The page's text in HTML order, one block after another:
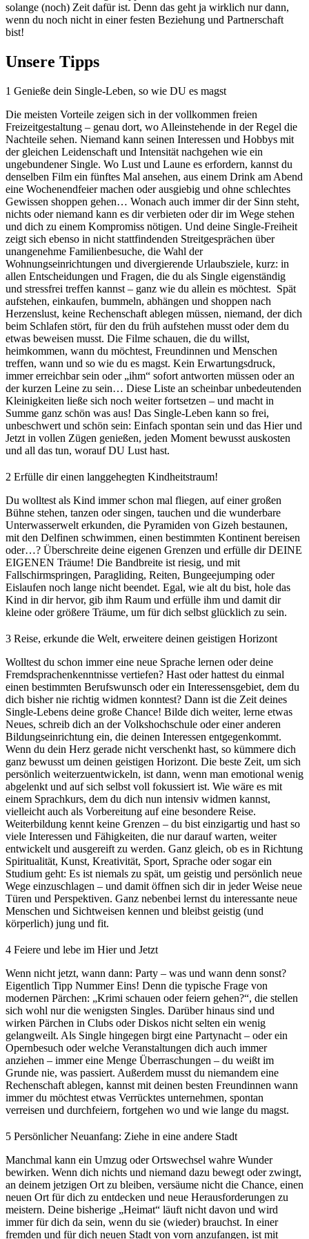
solange (noch) Zeit dafür ist. Denn das geht ja wirklich nur dann,
wenn du noch nicht in einer festen Beziehung und Partnerschaft
bist!
Unsere Tipps
1 Genieße dein Single-Leben, so wie DU es magst
Die meisten Vorteile zeigen sich in der vollkommen freien
Freizeitgestaltung – genau dort, wo Alleinstehende in der Regel die
Nachteile sehen. Niemand kann seinen Interessen und Hobbys mit
der gleichen Leidenschaft und Intensität nachgehen wie ein
ungebundener Single. Wo Lust und Laune es erfordern, kannst du
denselben Film ein fünftes Mal ansehen, aus einem Drink am Abend
eine Wochenendfeier machen oder ausgiebig und ohne schlechtes
Gewissen shoppen gehen… Wonach auch immer dir der Sinn steht,
nichts oder niemand kann es dir verbieten oder dir im Wege stehen
und dich zu einem Kompromiss nötigen. Und deine Single-Freiheit
zeigt sich ebenso in nicht stattfindenden Streitgesprächen über
unangenehme Familienbesuche, die Wahl der
Wohnungseinrichtungen und divergierende Urlaubsziele, kurz: in
allen Entscheidungen und Fragen, die du als Single eigenständig
und stressfrei treffen kannst – ganz wie du allein es möchtest. Spät
aufstehen, einkaufen, bummeln, abhängen und shoppen nach
Herzenslust, keine Rechenschaft ablegen müssen, niemand, der dich
beim Schlafen stört, für den du früh aufstehen musst oder dem du
etwas beweisen musst. Die Filme schauen, die du willst,
heimkommen, wann du möchtest, Freundinnen und Menschen
treffen, wann und so wie du es magst. Kein Erwartungsdruck,
immer erreichbar sein oder „ihm“ sofort antworten müssen oder an
der kurzen Leine zu sein… Diese Liste an scheinbar unbedeutenden
Kleinigkeiten ließe sich noch weiter fortsetzen – und macht in
Summe ganz schön was aus! Das Single-Leben kann so frei,
unbeschwert und schön sein: Einfach spontan sein und das Hier und
Jetzt in vollen Zügen genießen, jeden Moment bewusst auskosten
und all das tun, worauf DU Lust hast.
2 Erfülle dir einen langgehegten Kindheitstraum!
Du wolltest als Kind immer schon mal fliegen, auf einer großen
Bühne stehen, tanzen oder singen, tauchen und die wunderbare
Unterwasserwelt erkunden, die Pyramiden von Gizeh bestaunen,
mit den Delfinen schwimmen, einen bestimmten Kontinent bereisen
oder…? Überschreite deine eigenen Grenzen und erfülle dir DEINE
EIGENEN Träume! Die Bandbreite ist riesig, und mit
Fallschirmspringen, Paragliding, Reiten, Bungeejumping oder
Eislaufen noch lange nicht beendet. Egal, wie alt du bist, hole das
Kind in dir hervor, gib ihm Raum und erfülle ihm und damit dir
kleine oder größere Träume, um für dich selbst glücklich zu sein.
3 Reise, erkunde die Welt, erweitere deinen geistigen Horizont
Wolltest du schon immer eine neue Sprache lernen oder deine
Fremdsprachenkenntnisse vertiefen? Hast oder hattest du einmal
einen bestimmten Berufswunsch oder ein Interessensgebiet, dem du
dich bisher nie richtig widmen konntest? Dann ist die Zeit deines
Single-Lebens deine große Chance! Bilde dich weiter, lerne etwas
Neues, schreib dich an der Volkshochschule oder einer anderen
Bildungseinrichtung ein, die deinen Interessen entgegenkommt.
Wenn du dein Herz gerade nicht verschenkt hast, so kümmere dich
ganz bewusst um deinen geistigen Horizont. Die beste Zeit, um sich
persönlich weiterzuentwickeln, ist dann, wenn man emotional wenig
abgelenkt und auf sich selbst voll fokussiert ist. Wie wäre es mit
einem Sprachkurs, dem du dich nun intensiv widmen kannst,
vielleicht auch als Vorbereitung auf eine besondere Reise.
Weiterbildung kennt keine Grenzen – du bist einzigartig und hast so
viele Interessen und Fähigkeiten, die nur darauf warten, weiter
entwickelt und ausgereift zu werden. Ganz gleich, ob es in Richtung
Spiritualität, Kunst, Kreativität, Sport, Sprache oder sogar ein
Studium geht: Es ist niemals zu spät, um geistig und persönlich neue
Wege einzuschlagen – und damit öffnen sich dir in jeder Weise neue
Türen und Perspektiven. Ganz nebenbei lernst du interessante neue
Menschen und Sichtweisen kennen und bleibst geistig (und
körperlich) jung und fit.
4 Feiere und lebe im Hier und Jetzt
Wenn nicht jetzt, wann dann: Party – was und wann denn sonst?
Eigentlich Tipp Nummer Eins! Denn die typische Frage von
modernen Pärchen: „Krimi schauen oder feiern gehen?“, die stellen
sich wohl nur die wenigsten Singles. Darüber hinaus sind und
wirken Pärchen in Clubs oder Diskos nicht selten ein wenig
gelangweilt. Als Single hingegen birgt eine Partynacht – oder ein
Opernbesuch oder welche Veranstaltungen dich auch immer
anziehen – immer eine Menge Überraschungen – du weißt im
Grunde nie, was passiert. Außerdem musst du niemandem eine
Rechenschaft ablegen, kannst mit deinen besten Freundinnen wann
immer du möchtest etwas Verrücktes unternehmen, spontan
verreisen und durchfeiern, fortgehen wo und wie lange du magst.
5 Persönlicher Neuanfang: Ziehe in eine andere Stadt
Manchmal kann ein Umzug oder Ortswechsel wahre Wunder
bewirken. Wenn dich nichts und niemand dazu bewegt oder zwingt,
an deinem jetzigen Ort zu bleiben, versäume nicht die Chance, einen
neuen Ort für dich zu entdecken und neue Herausforderungen zu
meistern. Deine bisherige „Heimat“ läuft nicht davon und wird
immer für dich da sein, wenn du sie (wieder) brauchst. In einer
fremden und für dich neuen Stadt von vorn anzufangen, ist mit